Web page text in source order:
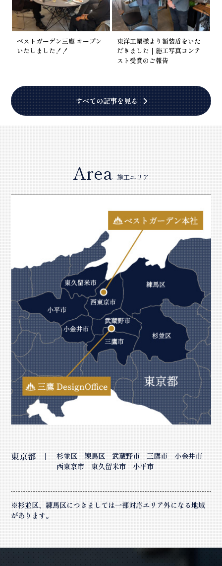
満席 キャンセル待ち
ベストガーデン三鷹 オープン
いたしました！！
東洋工業様より額装盾をいた
だきました｜施工写真コンテ
スト受賞のご報告
すべての記事を見る
Area 施工エリア
東京都
杉並区 練馬区 武蔵野市 三鷹市 小金井市
西東京市 東久留米市 小平市
※杉並区、練馬区につきましては一部対応エリア外になる地域
があります。